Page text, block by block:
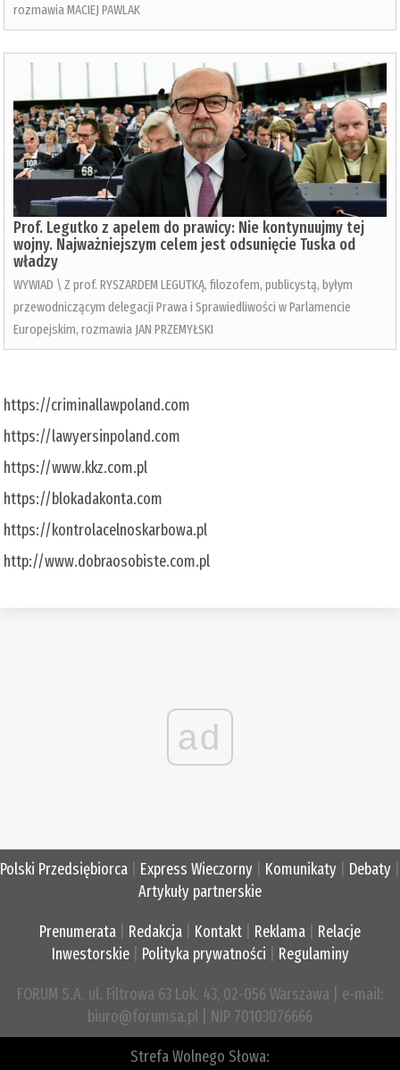
rozmawia MACIEJ PAWLAK
Prof. Legutko z apelem do prawicy: Nie kontynuujmy tej
wojny. Najważniejszym celem jest odsunięcie Tuska od
władzy
WYWIAD \ Z prof. RYSZARDEM LEGUTKĄ, filozofem, publicystą, byłym
przewodniczącym delegacji Prawa i Sprawiedliwości w Parlamencie
Europejskim, rozmawia JAN PRZEMYŁSKI
https://criminallawpoland.com
https://lawyersinpoland.com
https://www.kkz.com.pl
https://blokadakonta.com
https://kontrolacelnoskarbowa.pl
http://www.dobraosobiste.com.pl
ad
Polski Przedsiębiorca Express Wieczorny Komunikaty Debaty
Artykuły partnerskie
Prenumerata Redakcja Kontakt Reklama
Relacje
Inwestorskie| Polityka prywatności Regulaminy
FORUM S.A. ul. Filtrowa 63 Lok. 43, 02-056 Warszawa | e-mail:
biuro@forumsa.pl | NIP 70103076666
Strefa Wolnego Słowa: